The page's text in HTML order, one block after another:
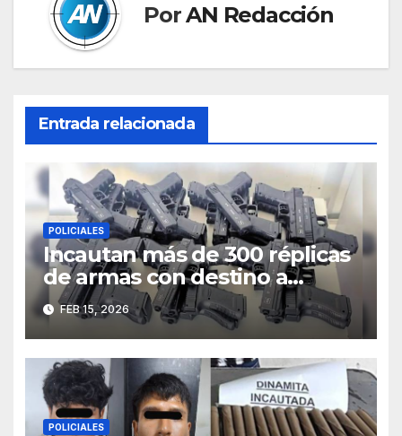
PorAN Redacción
Entrada relacionada
POLICIALES
Incautan más de 300 réplicas
de armas con destino a
Trujillo e investigan presunto
vínculo con “Los Pulpos”
FEB 15, 2026
POLICIALES